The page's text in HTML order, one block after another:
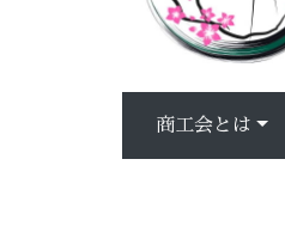
商工会とは